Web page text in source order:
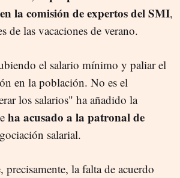
la comisión de expertos del SMI,
de las vacaciones de verano.
el salario mínimo y paliar el
en la población. No es el
los salarios" ha añadido la
ha acusado a la patronal de
salarial.
precisamente, la falta de acuerdo